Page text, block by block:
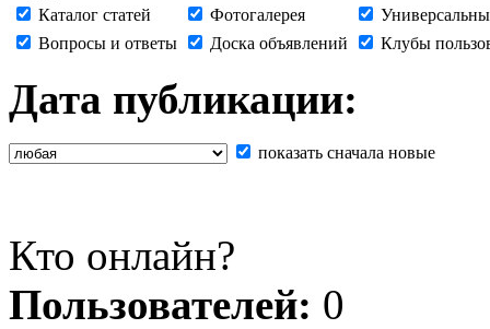
Каталог статей Фотогалерея
Вопросы и ответы
Доска объявлений Клубы
Дата публикации:
показать сначала новые
Кто онлайн?
Пользователей: 0